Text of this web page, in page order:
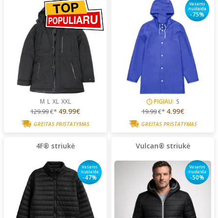
M L XL XXL
129.99€* 49.99€
GREITAS PRISTATYMAS
Vasaros
nuolaida
-75%
PIGIAU: S
19.99€* 4.99€
GREITAS PRISTATYMAS
4F® striukė
Vasaros
nuolaida
-47%
Vulcan® striukė
Vasaros
nuolaida
-50%